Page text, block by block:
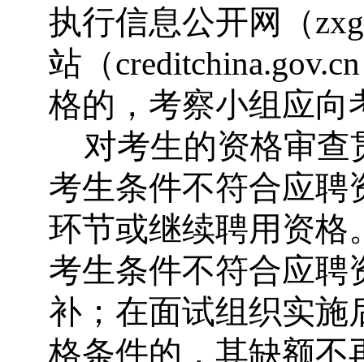
执行信息公开网（
站（creditchina.gov.cn
格的，考察小组应向
对考生的资格审
考生条件不符合应聘
环节或继续聘用资格
考生条件不符合应聘
补；在面试组织实施
格条件的，其缺额不